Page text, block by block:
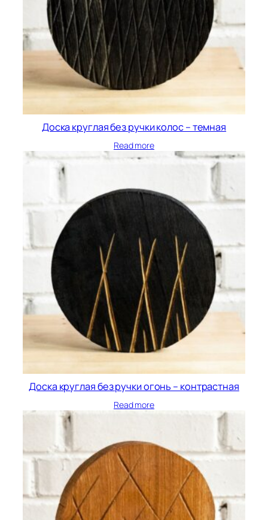
Доска круглая без ручки колос – темная
Read more
Доска круглая без ручки огонь – контрастная
Read more